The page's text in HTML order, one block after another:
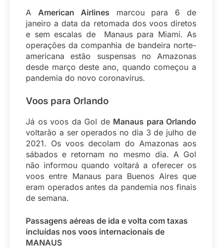
A American Airlines marcou para 6 de
janeiro a data da retomada dos voos diretos
e sem escalas de Manaus para Miami. As
operações da companhia de bandeira norte-
americana estão suspensas no Amazonas
desde março deste ano, quando começou a
pandemia do novo coronavírus.
Voos para Orlando
Já os voos da Gol de Manaus para Orlando
voltarão a ser operados no dia 3 de julho de
2021. Os voos decolam do Amazonas aos
sábados e retornam no mesmo dia. A Gol
não informou quando voltará a oferecer os
voos entre Manaus para Buenos Aires que
eram operados antes da pandemia nos finais
de semana.
Passagens aéreas de ida e volta com taxas
incluídas nos voos internacionais de
MANAUS